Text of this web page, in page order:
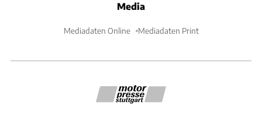
Media
Mediadaten Online Mediadaten Print